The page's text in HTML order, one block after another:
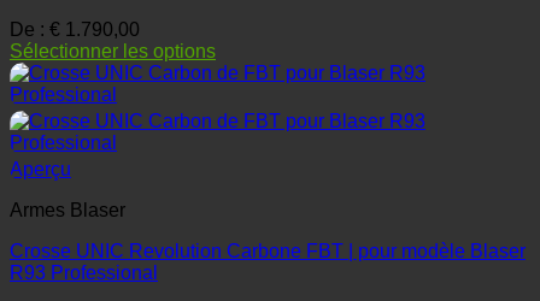
De : € 1.790,00
Sélectionner les options
Aperçu
Armes Blaser
Crosse UNIC Revolution Carbone FBT | pour modèle Blaser
R93 Professional